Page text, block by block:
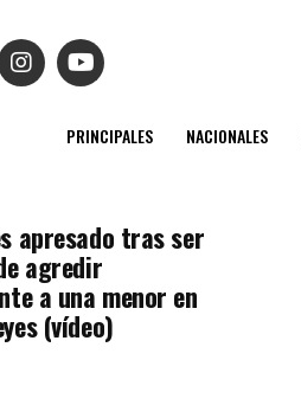
PRINCIPALES NACIONALES
apresado tras ser
agredir
a una menor en
(vídeo)